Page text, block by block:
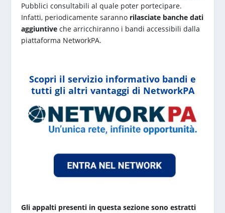
Pubblici consultabili al quale poter portecipare.
Infatti, periodicamente saranno rilasciate banche dati
aggiuntive che arricchiranno i bandi accessibili dalla
piattaforma NetworkPA.
Scopri il servizio informativo bandi e
tutti gli altri vantaggi di NetworkPA
Gli appalti presenti in questa sezione sono estratti